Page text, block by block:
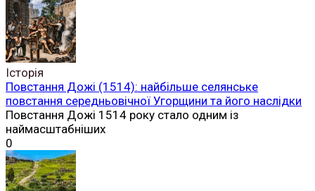
Історія
Повстання Дожі (1514): найбільше селянське
повстання середньовічної Угорщини та його наслідки
Повстання Дожі 1514 року стало одним із
наймасштабніших
0